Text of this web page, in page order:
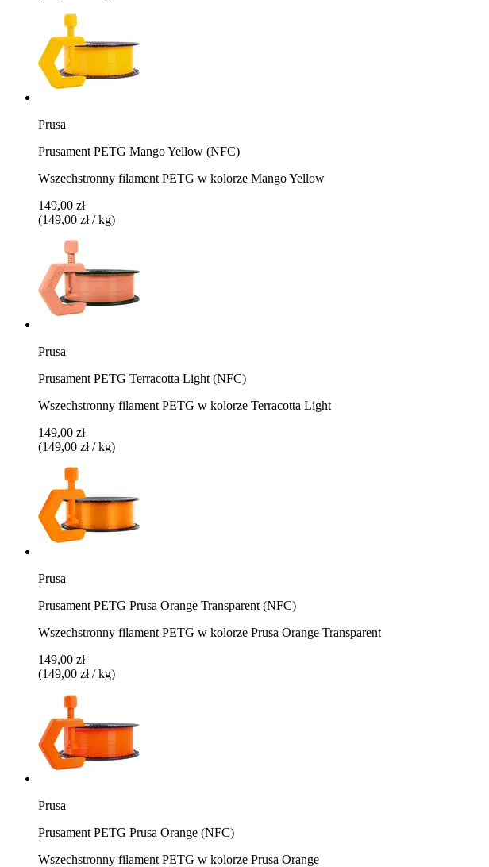
Prusa
Prusament PETG Mango Yellow (NFC)
Wszechstronny filament PETG w kolorze Mango Yellow
149,00 zł
(149,00 zł / kg)
Prusa
Prusament PETG Terracotta Light (NFC)
Wszechstronny filament PETG w kolorze Terracotta Light
149,00 zł
(149,00 zł / kg)
Prusa
Prusament PETG Prusa Orange Transparent (NFC)
Wszechstronny filament PETG w kolorze Prusa Orange Transparent
149,00 zł
(149,00 zł / kg)
Prusa
Prusament PETG Prusa Orange (NFC)
Wszechstronny filament PETG w kolorze Prusa Orange